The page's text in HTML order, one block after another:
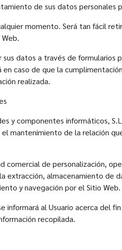
de sus datos personales
momento. Será tan fácil
datos a través de
caso de que la
realizada.
y componentes informáticos,
mantenimiento de la relación
comercial de personalización,
extracción, almacenamiento de
y navegación por el Sitio Web.
informará al Usuario acerca del
recopilada.